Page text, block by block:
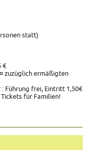
statt)
€
zuzüglich ermäßigten
Führung frei, Eintritt 1,50€
für Familien!